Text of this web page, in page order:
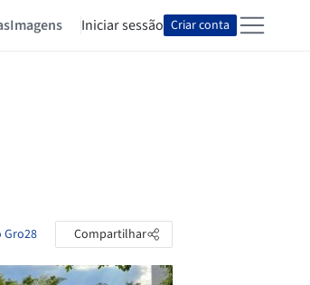
Imagens Iniciar sessão Criar conta
Gro28 Compartilhar